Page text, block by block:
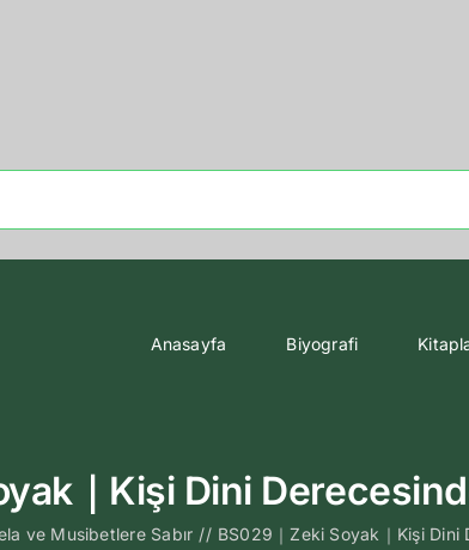
Anasayfa Biyografi
｜Kişi Dini
ve Musibetlere Sabır // BS029｜Zeki Soyak｜Kişi